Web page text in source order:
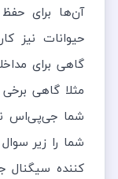
آن‌ها برای
حیوانات نیز
گاهی برای
مثلا گاهی
شما جی‌پی‌اس
شما را زیر
کننده